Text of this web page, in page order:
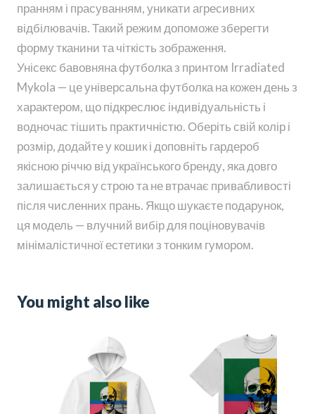
пранням і прасуванням, уникати агресивних
відбілювачів. Такий режим допоможе зберегти
форму тканини та чіткість зображення.
Унісекс бавовняна футболка з принтом Irradiated
Mykola — це універсальна футболка на кожен день з
характером, що підкреслює індивідуальність і
водночас тішить практичністю. Оберіть свій колір і
розмір, додайте у кошик і доповніть гардероб
якісною річчю від українського бренду, яка довго
залишається у строю та не втрачає привабливості
після численних прань. Якщо шукаєте подарунок,
ця модель — влучний вибір для поціновувачів
мінімалістичної естетики з тонким гумором.
You might also like